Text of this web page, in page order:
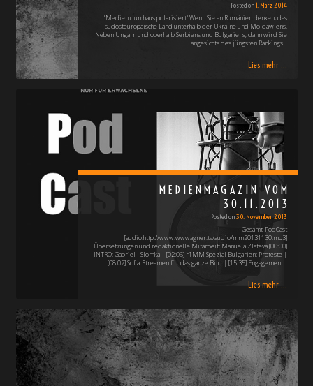
Posted on 1. März 2014
"Medien durchaus polarisiert" Wenn Sie an Rumänien denken, das
südosteuropäische Land unterhalb der Ukraine und Moldawiens.
Neben Ungarn und oberhalb Serbiens und Bulgariens, dann wird Sie
angesichts des jüngsten Rankings…
Lies mehr ...
MEDIENMAGAZIN VOM
30.11.2013
Posted on30. November 2013
Gesamt-PodCast
[audio:http://www.wwwagner.tv/audio/mm20131130.mp3]
Übersetzungen und redaktionelle Mitarbeit: Manuela Zlateva [00:00]
INTRO: Gabriel - Slomka | [02:06] r1MM Spezial Bulgarien: Proteste |
[08:02] Sofia: Streamen für das ganze Bild | [15:35] Engagement…
Lies mehr ...